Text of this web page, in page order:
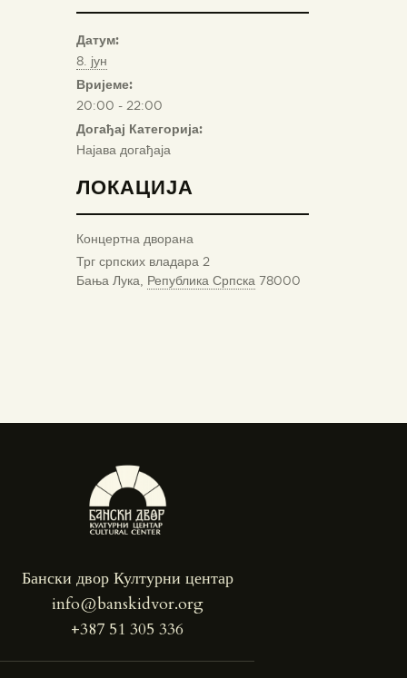
Датум:
8. јун
Вријеме:
20:00 - 22:00
Догађај Категорија:
Најава догађаја
ЛОКАЦИЈА
Концертна дворана
Трг српских владара 2
Бања Лука, Република Српска 78000
Бански двор Културни центар
info@banskidvor.org
+387 51 305 336